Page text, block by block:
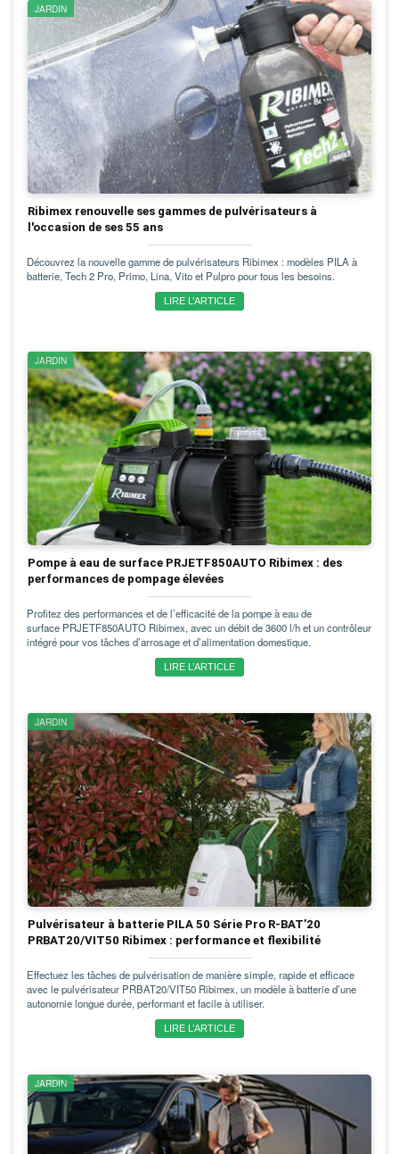
JARDIN
Ribimex renouvelle ses gammes de pulvérisateurs à
l'occasion de ses 55 ans
Découvrez la nouvelle gamme de pulvérisateurs Ribimex : modèles PILA à
batterie, Tech 2 Pro, Primo, Lina, Vito et Pulpro pour tous les besoins.
LIRE L’ARTICLE
JARDIN
Pompe à eau de surface PRJETF850AUTO Ribimex : des
performances de pompage élevées
Profitez des performances et de l’efficacité de la pompe à eau de
surface PRJETF850AUTO Ribimex, avec un débit de 3600 l/h et un contrôleur
intégré pour vos tâches d’arrosage et d’alimentation domestique.
LIRE L’ARTICLE
JARDIN
Pulvérisateur à batterie PILA 50 Série Pro R-BAT’20
PRBAT20/VIT50 Ribimex : performance et flexibilité
Effectuez les tâches de pulvérisation de manière simple, rapide et efficace
avec le pulvérisateur PRBAT20/VIT50 Ribimex, un modèle à batterie d’une
autonomie longue durée, performant et facile à utiliser.
LIRE L’ARTICLE
JARDIN